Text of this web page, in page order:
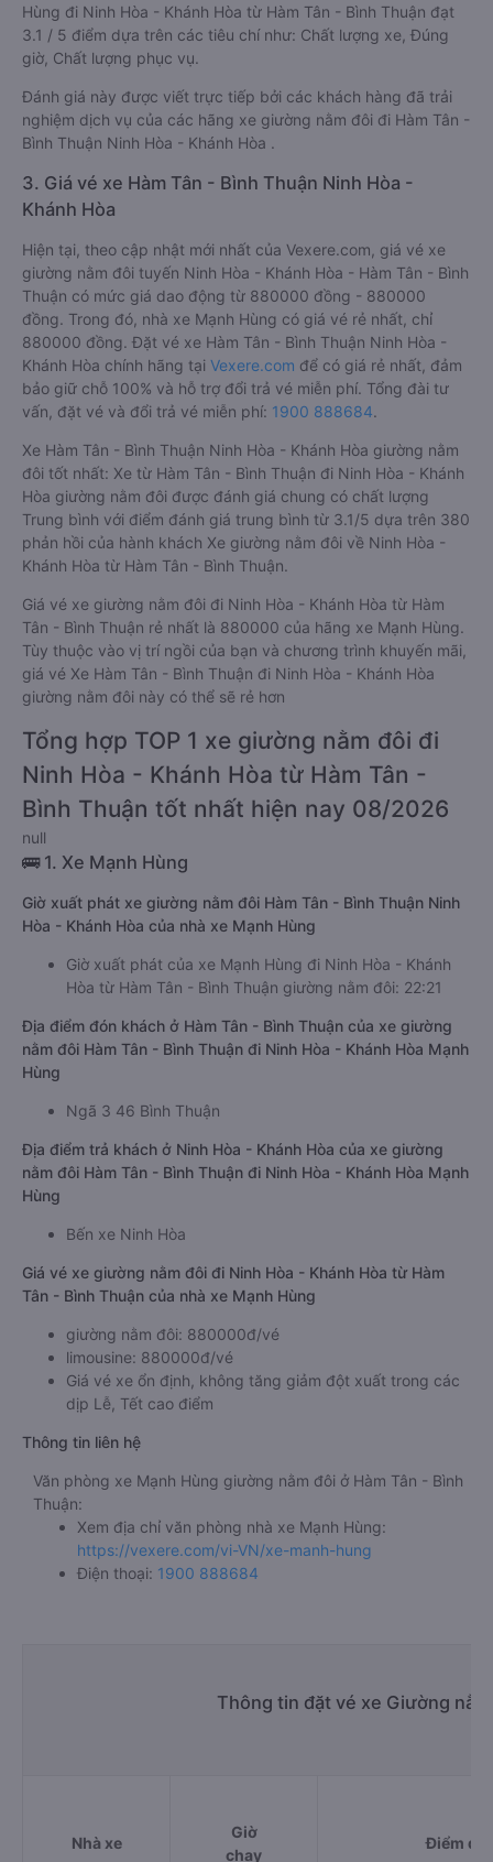
Hùng đi Ninh Hòa - Khánh Hòa từ Hàm Tân - Bình Thuận đạt
3.1 / 5 điểm dựa trên các tiêu chí như: Chất lượng xe, Đúng
giờ, Chất lượng phục vụ.
Đánh giá này được viết trực tiếp bởi các khách hàng đã trải
nghiệm dịch vụ của các hãng xe giường nằm đôi đi Hàm Tân -
Bình Thuận Ninh Hòa - Khánh Hòa .
3. Giá vé xe Hàm Tân - Bình Thuận Ninh Hòa -
Khánh Hòa
Hiện tại, theo cập nhật mới nhất của Vexere.com, giá vé xe
giường nằm đôi tuyến Ninh Hòa - Khánh Hòa - Hàm Tân - Bình
Thuận có mức giá dao động từ 880000 đồng - 880000
đồng. Trong đó, nhà xe Mạnh Hùng có giá vé rẻ nhất, chỉ
880000 đồng. Đặt vé xe Hàm Tân - Bình Thuận Ninh Hòa -
Khánh Hòa chính hãng tại Vexere.com để có giá rẻ nhất, đảm
bảo giữ chỗ 100% và hỗ trợ đổi trả vé miễn phí. Tổng đài tư
vấn, đặt vé và đổi trả vé miễn phí: 1900 888684.
Xe Hàm Tân - Bình Thuận Ninh Hòa - Khánh Hòa giường nằm
đôi tốt nhất: Xe từ Hàm Tân - Bình Thuận đi Ninh Hòa - Khánh
Hòa giường nằm đôi được đánh giá chung có chất lượng
Trung bình với điểm đánh giá trung bình từ 3.1/5 dựa trên 380
phản hồi của hành khách Xe giường nằm đôi về Ninh Hòa -
Khánh Hòa từ Hàm Tân - Bình Thuận.
Giá vé xe giường nằm đôi đi Ninh Hòa - Khánh Hòa từ Hàm
Tân - Bình Thuận rẻ nhất là 880000 của hãng xe Mạnh Hùng.
Tùy thuộc vào vị trí ngồi của bạn và chương trình khuyến mãi,
giá vé Xe Hàm Tân - Bình Thuận đi Ninh Hòa - Khánh Hòa
giường nằm đôi này có thể sẽ rẻ hơn
Tổng hợp TOP 1 xe giường nằm đôi đi
Ninh Hòa - Khánh Hòa từ Hàm Tân -
Bình Thuận tốt nhất hiện nay 08/2026
null
🚌 1. Xe Mạnh Hùng
Giờ xuất phát xe giường nằm đôi Hàm Tân - Bình Thuận Ninh
Hòa - Khánh Hòa của nhà xe Mạnh Hùng
Giờ xuất phát của xe Mạnh Hùng đi Ninh Hòa - Khánh
Hòa từ Hàm Tân - Bình Thuận giường nằm đôi: 22:21
Địa điểm đón khách ở Hàm Tân - Bình Thuận của xe giường
nằm đôi Hàm Tân - Bình Thuận đi Ninh Hòa - Khánh Hòa Mạnh
Hùng
Ngã 3 46 Bình Thuận
Địa điểm trả khách ở Ninh Hòa - Khánh Hòa của xe giường
nằm đôi Hàm Tân - Bình Thuận đi Ninh Hòa - Khánh Hòa Mạnh
Hùng
Bến xe Ninh Hòa
Giá vé xe giường nằm đôi đi Ninh Hòa - Khánh Hòa từ Hàm
Tân - Bình Thuận của nhà xe Mạnh Hùng
giường nằm đôi: 880000đ/vé
limousine: 880000đ/vé
Giá vé xe ổn định, không tăng giảm đột xuất trong các
dịp Lễ, Tết cao điểm
Thông tin liên hệ
Văn phòng xe Mạnh Hùng giường nằm đôi ở Hàm Tân - Bình
Thuận:
Xem địa chỉ văn phòng nhà xe Mạnh Hùng:
https://vexere.com/vi-VN/xe-manh-hung
Điện thoại: 1900 888684
Thông tin đặt vé xe Giường
Nhà xe
Giờ
chạy
Điểm đi